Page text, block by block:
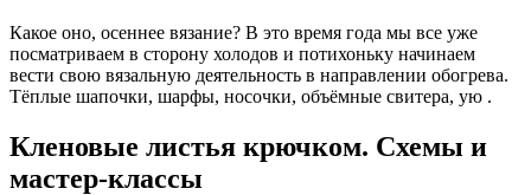
Какое оно, осеннее вязание? В это время года мы все уже
посматриваем в сторону холодов и потихоньку начинаем
вести свою вязальную деятельность в направлении обогрева.
Тёплые шапочки, шарфы, носочки, объёмные свитера, ую .
Кленовые листья крючком. Схемы и
мастер-классы